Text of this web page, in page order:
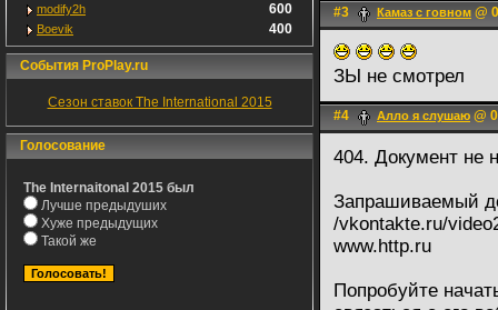
modify2h 600
Boevik 400
События ProPlay.ru
Сезон ставок The International 2015
Голосование
The Internaitonal 2015 был
Лучше предыдуших
Хуже предыдущих
Такой же
#3 Камаз с говном @
ЗЫ не смотрел
#4 Алло я слушаю @
404. Документ не
Запрашиваемый
/vkontakte.ru/
www.http.ru
Попробуйте